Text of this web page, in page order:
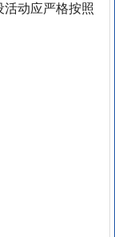
活动应严格按照